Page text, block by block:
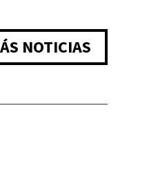
NOTICIAS